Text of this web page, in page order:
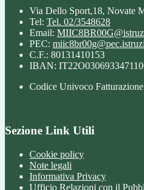
Via Dello Sport,18, Novate
Tel: Tel. 02/3548628
Email:
PEC:
C.F.: 80131410153
IBAN:
Codice Univoco
Sezione Link Utili
Cookie policy
Note legali
Informativa Privacy
Ufficio Relazioni con il